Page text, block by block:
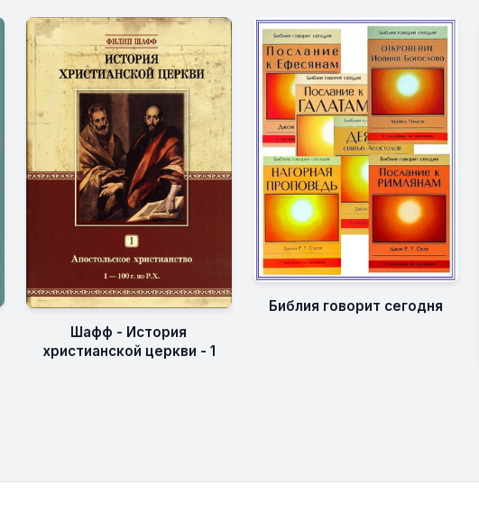
Шафф - История
христианской церкви - 1
Библия говорит сегодня